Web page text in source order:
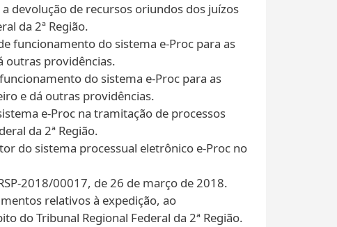
devolução de recursos oriundos dos juízos
da 2ª Região.
funcionamento do sistema e-Proc para as
outras providências.
do sistema e-Proc para as
e dá outras providências.
e-Proc na tramitação de processos
da 2ª Região.
do sistema processual eletrônico e-Proc no
2018/00017, de 26 de março de 2018.
relativos à expedição, ao
do Tribunal Regional Federal da 2ª Região.